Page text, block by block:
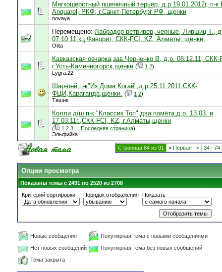
Мягкошерстный пшеничный терьер, д.р.19.01.2012г, п-к
Anquarel, РКФ, г.Санкт-Петербург РФ, щенки
novaya
Перемещено: Лабрадор ретривер, черные, Лившиц Т.,
07.10.11,кц Фаворит, СКК-FCI, KZ, Алматы, щенки.
Olita
Кавказская овчарка,зав.Черненко В, д.р. 08.12.11, СКК-
г.Усть-Каменногорск,щенки ( 1 2)
Lygra.22
Шар-пей,п-к"Из Дома Когай",д.р.25.11.2011,СКК-
ФЦИ,Караганда,щенки. ( 1 2)
Ташик
Колли д/ш п-к "Классик Топ",два помёта:д.р. 13.03. и
17.03.11г.,СКК-FCI, KZ, г.Алматы,щенки
( 1 2 3 Последняя страница)
Эльфийка
Страница 84 из 91 « Первая < 34 74
Опции просмотра
Показаны темы с 2491 по 2520 из 2708
Критерий сортировки
Порядок отображения Показать
Новые сообщения
Популярная тема с новыми сообщениями
Нет новых сообщений
Популярная тема без новых сообщений
Тема закрыта